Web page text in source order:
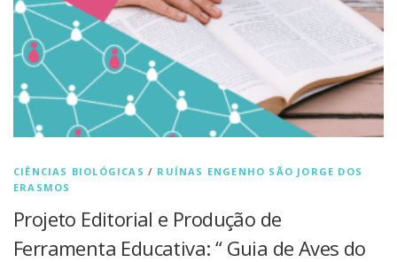
CIÊNCIAS BIOLÓGICAS / RUÍNAS ENGENHO SÃO JORGE DOS
ERASMOS
Projeto Editorial e Produção de
Ferramenta Educativa: “ Guia de Aves do